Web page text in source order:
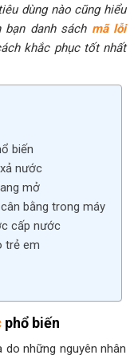
dùng nào cũng hiểu
danh sách mã lỗi
khắc phục tốt nhất
biến
nước
mở
bằng trong máy
cấp nước
trẻ em
phổ biến
những nguyên nhân